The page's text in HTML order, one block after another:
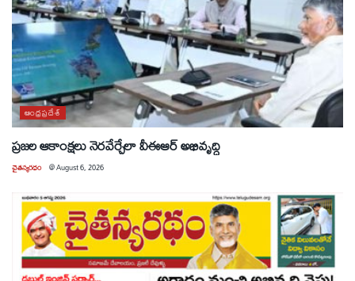
ఆంధ్రప్రదేశ్
ప్రజల ఆకాంక్షలు నెరవేర్చేలా వీఈఆర్ అభివృద్ధి
చైతన్యరధం @August 6, 2026